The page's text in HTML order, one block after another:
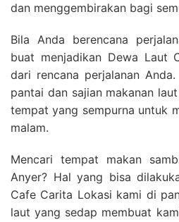
dan menggembirakan bagi
Bila Anda berencana
buat menjadikan Dewa Laut
dari rencana perjalanan
pantai dan sajian makanan
tempat yang sempurna untuk
malam.
Mencari tempat makan
Anyer? Hal yang bisa
Cafe Carita Lokasi kami di
laut yang sedap membuat